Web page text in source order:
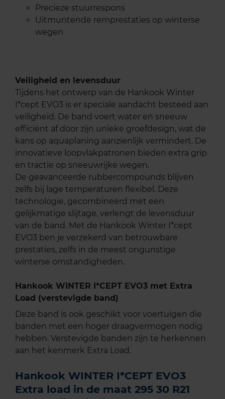
Precieze stuurrespons
Uitmuntende remprestaties op winterse
wegen
Veiligheid en levensduur
Tijdens het ontwerp van de Hankook Winter
I*cept EVO3 is er speciale aandacht besteed aan
veiligheid. De band voert water en sneeuw
efficiënt af door zijn unieke groefdesign, wat de
kans op aquaplaning aanzienlijk vermindert. De
innovatieve loopvlakpatronen bieden extra grip
en tractie op sneeuwrijke wegen.
De geavanceerde rubbercompounds blijven
zelfs bij lage temperaturen flexibel. Deze
technologie, gecombineerd met een
gelijkmatige slijtage, verlengt de levensduur
van de band. Met de Hankook Winter I*cept
EVO3 ben je verzekerd van betrouwbare
prestaties, zelfs in de meest ongunstige
winterse omstandigheden.
Hankook WINTER I*CEPT EVO3 met Extra
Load (verstevigde band)
Deze band is ook geschikt voor voertuigen die
banden met een hoger draagvermogen nodig
hebben. Verstevigde banden zijn te herkennen
aan het kenmerk Extra Load.
Hankook WINTER I*CEPT EVO3
Extra load in de maat 295 30 R21